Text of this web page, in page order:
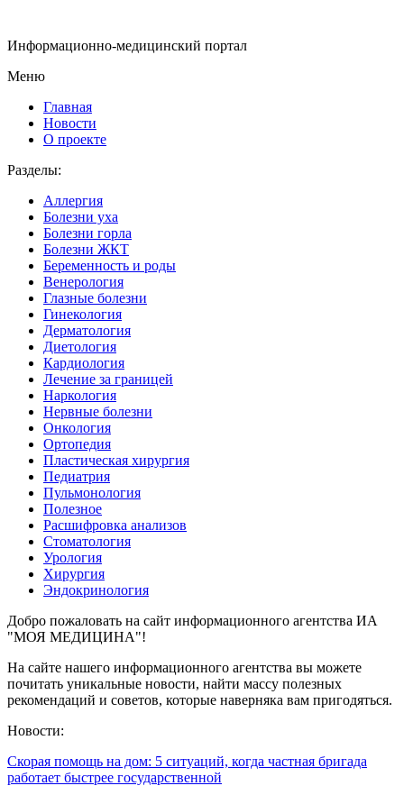
Информационно-медицинский портал
Меню
Главная
Новости
О проекте
Разделы:
Аллергия
Болезни уха
Болезни горла
Болезни ЖКТ
Беременность и роды
Венерология
Глазные болезни
Гинекология
Дерматология
Диетология
Кардиология
Лечение за границей
Наркология
Нервные болезни
Онкология
Ортопедия
Пластическая хирургия
Педиатрия
Пульмонология
Полезное
Расшифровка анализов
Стоматология
Урология
Хирургия
Эндокринология
Добро пожаловать на сайт информационного агентства ИА
"МОЯ МЕДИЦИНА"!
На сайте нашего информационного агентства вы можете
почитать уникальные новости, найти массу полезных
рекомендаций и советов, которые наверняка вам пригодяться.
Новости:
Скорая помощь на дом: 5 ситуаций, когда частная бригада
работает быстрее государственной